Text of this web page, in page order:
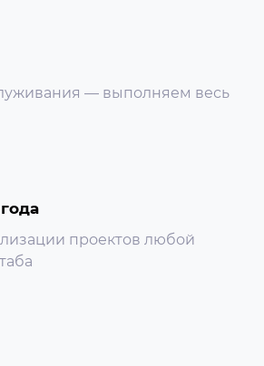
— выполняем весь
проектов любой